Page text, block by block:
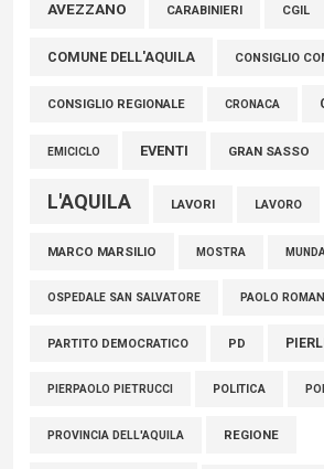
TRAGUARDO STORICO
05 Agosto 2026
AVEZZANO CARABINIERI CGIL
COMUNE DELL'AQUILA CONSIGLIO
CONSIGLIO REGIONALE CRONACA
EMICICLO EVENTI GRAN SASSO
L'AQUILA LAVORI LAVORO
MARCO MARSILIO MOSTRA
OSPEDALE SAN SALVATORE PAOLO
PARTITO DEMOCRATICO PD
PIERPAOLO PIETRUCCI POLITICA
PROVINCIA DELL'AQUILA REGIONE